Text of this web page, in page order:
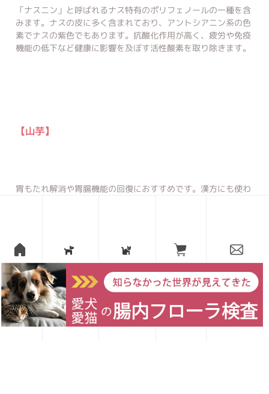
「ナスニン」と呼ばれるナス特有のポリフェノールの一種を含
みます。ナスの皮に多く含まれており、アントシアニン系の色
素でナスの紫色でもあります。抗酸化作用が高く、疲労や免疫
機能の低下など健康に影響を及ぼす活性酸素を取り除きます。
【山芋】
胃もたれ解消や胃腸機能の回復におすすめです。漢方にも使わ
【猪肉】
Home 愛犬レシピ